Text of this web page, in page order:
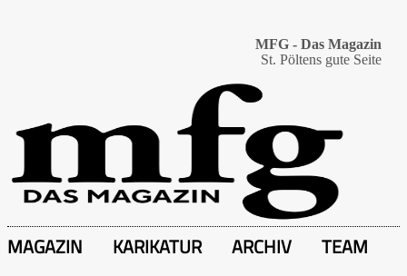
MFG - Das Magazin
St. Pöltens gute Seite
MAGAZIN KARIKATUR ARCHIV TEAM